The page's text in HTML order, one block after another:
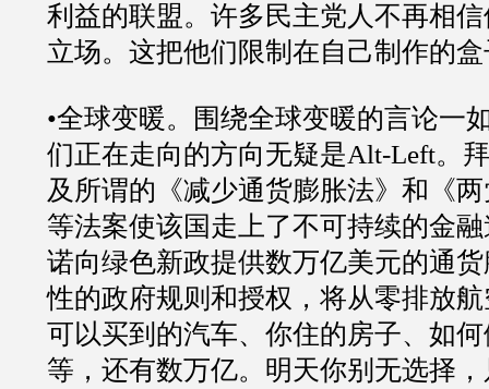
利益的联盟。许多民主党人不再相
立场。这把他们限制在自己制作的
•全球变暖。围绕全球变暖的言论一
们正在走向的方向无疑是Alt-Left。
及所谓的《减少通货膨胀法》和《
等法案使该国走上了不可持续的金
诺向绿色新政提供数万亿美元的通
性的政府规则和授权，将从零排放
可以买到的汽车、你住的房子、如
等，还有数万亿。明天你别无选择